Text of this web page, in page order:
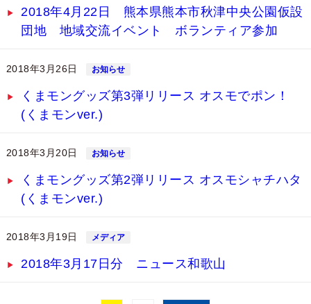
2018年4月22日 熊本県熊本市秋津中央公園仮設
団地 地域交流イベント ボランティア参加
2018年3月26日 お知らせ
くまモングッズ第3弾リリース オスモでポン！
(くまモンver.)
2018年3月20日 お知らせ
くまモングッズ第2弾リリース オスモシャチハタ
(くまモンver.)
2018年3月19日 メディア
2018年3月17日分 ニュース和歌山